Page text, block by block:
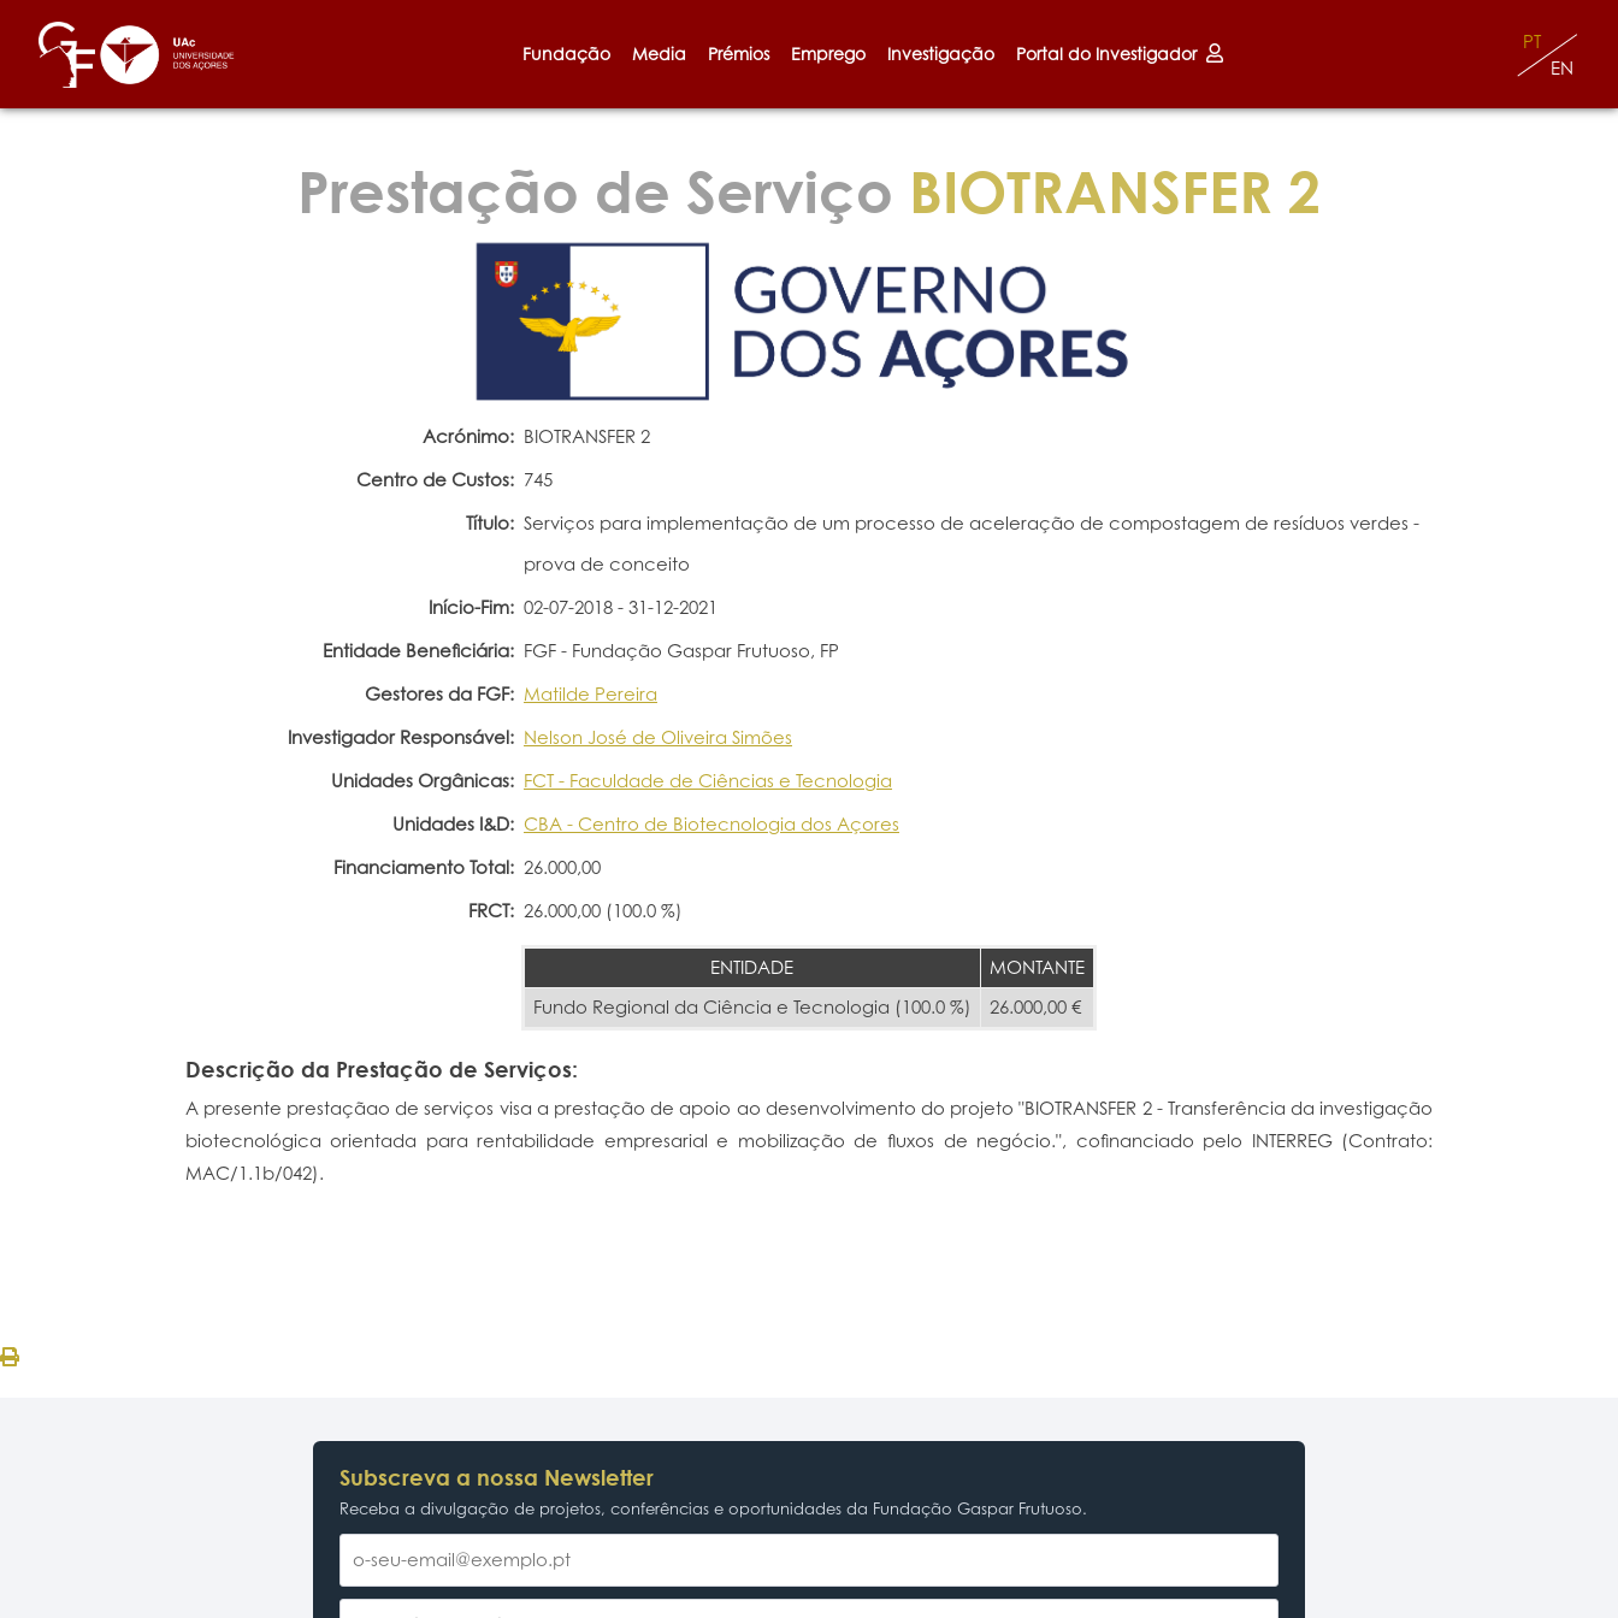
Fundação Media Prémios Emprego Investigação Portal do Investigador
EN
PT
Prestação de Serviço BIOTRANSFER 2
Acrónimo: BIOTRANSFER 2
Centro de Custos: 745
Título: Serviços para implementação de um processo de aceleração de compostagem de resíduos verdes -
prova de conceito
Início-Fim: 02-07-2018 - 31-12-2021
Entidade Beneficiária: FGF - Fundação Gaspar Frutuoso, FP
Gestores da FGF: Matilde Pereira
Investigador Responsável: Nelson José de Oliveira Simões
Unidades Orgânicas: FCT - Faculdade de Ciências e Tecnologia
Unidades I&D: CBA - Centro de Biotecnologia dos Açores
Financiamento Total: 26.000,00
FRCT: 26.000,00 (100.0 %)
ENTIDADE
MONTANTE
Fundo Regional da Ciência e Tecnologia (100.0 %)
26.000,00 €
Descrição da Prestação de Serviços:
A presente prestaçãao de serviços visa a prestação de apoio ao desenvolvimento do projeto "BIOTRANSFER 2 - Transferência da investigação
biotecnológica orientada para rentabilidade empresarial e mobilização de fluxos de negócio.", cofinanciado pelo INTERREG (Contrato:
MAC/1.1b/042).
Subscreva a nossa Newsletter
Receba a divulgação de projetos, conferências e oportunidades da Fundação Gaspar Frutuoso.